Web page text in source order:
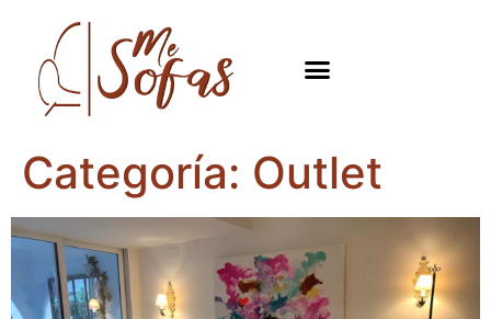
Categoría: Outlet